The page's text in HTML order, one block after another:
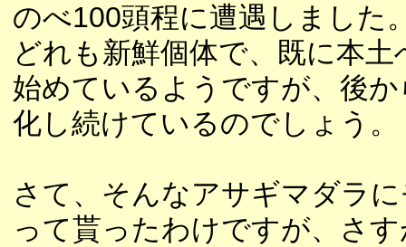
のべ100頭程に遭遇しました
どれも新鮮個体で、既に本
始めているようですが、後
化し続けているのでしょう。
さて、そんなアサギマダラ
って貰ったわけですが、さ